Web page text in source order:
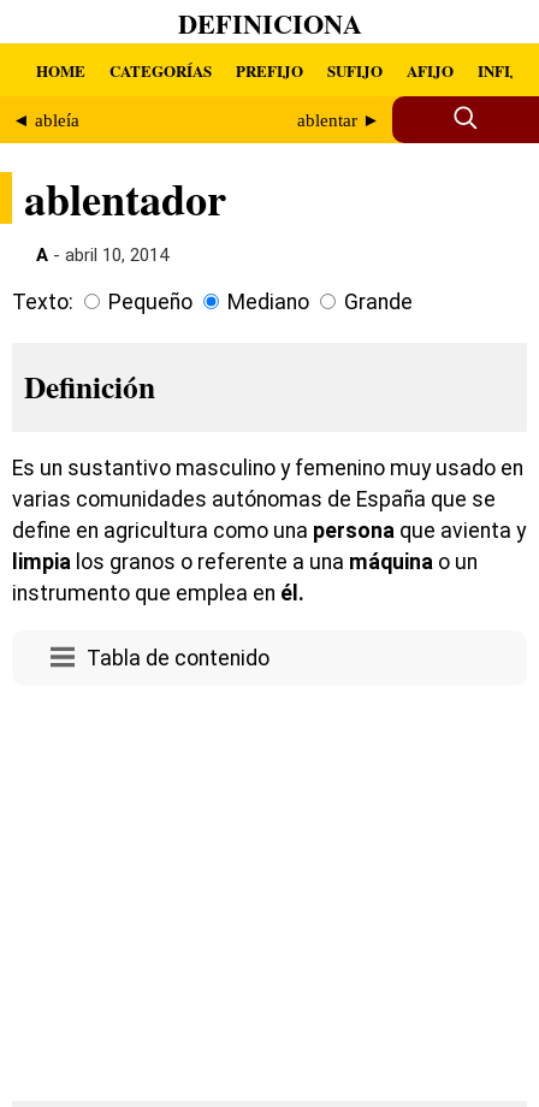
DEFINICIONA
HOME CATEGORÍAS PREFIJO SUFIJO AFIJO INFIJO
◄ ableía ablentar ►
ablentador
A - abril 10, 2014
Texto: Pequeño Mediano Grande
Definición
Es un sustantivo masculino y femenino muy usado en
varias comunidades autónomas de España que se
define en agricultura como una persona que avienta y
limpia los granos o referente a una máquina o un
instrumento que emplea en él.
Tabla de contenido